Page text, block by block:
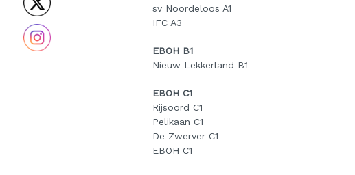
sv Noordeloos A1
IFC A3
EBOH B1
Nieuw Lekkerland B1
EBOH C1
Rijsoord C1
Pelikaan C1
De Zwerver C1
EBOH C1